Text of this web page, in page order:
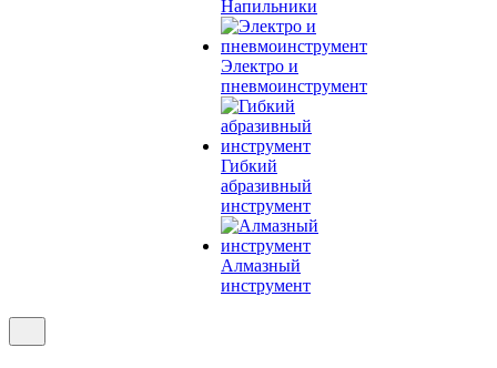
Напильники
Электро и
пневмоинструмент
Гибкий
абразивный
инструмент
Алмазный
инструмент